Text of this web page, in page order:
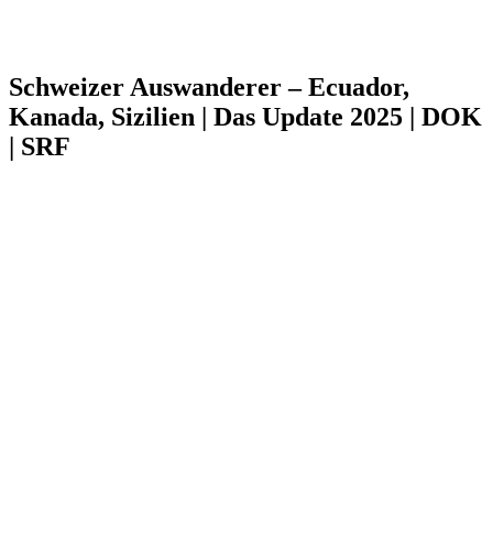
Schweizer Auswanderer – Ecuador,
Kanada, Sizilien | Das Update 2025 | DOK
| SRF